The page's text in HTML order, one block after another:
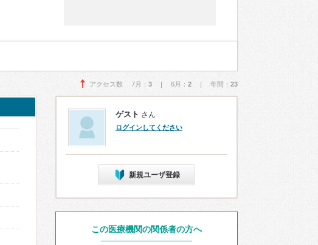
アクセス数 7月： 3 | 6月： 2 | 年間： 23
ゲスト さん
ログインしてください
新規ユーザ登録
この医療機関の関係者の方へ